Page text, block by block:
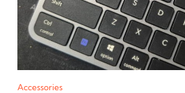
Accessories